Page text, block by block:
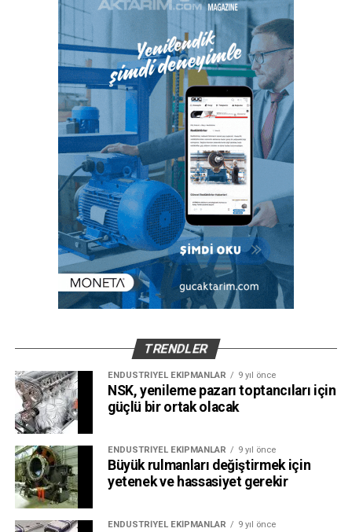
TRENDLER
ENDÜSTRIYEL EKIPMANLAR 9 yıl önce
NSK, yenileme pazarı toptancıları için
güçlü bir ortak olacak
ENDÜSTRIYEL EKIPMANLAR 9 yıl önce
Büyük rulmanları değiştirmek için
yetenek ve hassasiyet gerekir
ENDÜSTRIYEL EKIPMANLAR 9 yıl önce